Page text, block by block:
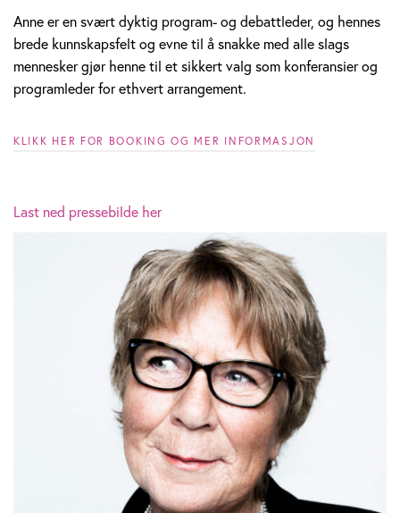
Anne er en svært dyktig program- og debattleder, og hennes
brede kunnskapsfelt og evne til å snakke med alle slags
mennesker gjør henne til et sikkert valg som konferansier og
programleder for ethvert arrangement.
KLIKK HER FOR BOOKING OG MER INFORMASJON
Last ned pressebilde her